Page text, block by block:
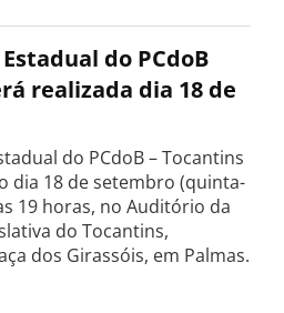
do PCdoB
realizada dia 18 de
do PCdoB – Tocantins
dia 18 de setembro (quinta-
19 horas, no Auditório da
do Tocantins,
dos Girassóis, em Palmas.